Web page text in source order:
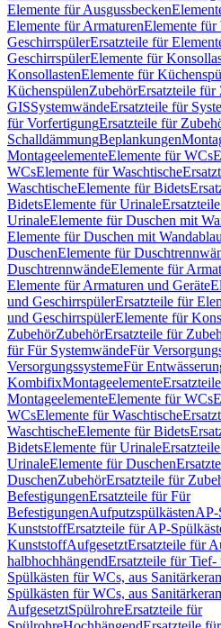
Elemente für Ausgussbecken
Elemente für ArmaturenElemente für
GeschirrspülerErsatzteile für
GeschirrspülerElemente für
KonsollastenElemente für
KüchenspülenZubehörErsatzteile für
GISSystemwändeErsatzteile für
für VorfertigungErsatzteile für
SchalldämmungBeplankungen
MontageelementeElemente für WCs
WCsElemente für Waschtische
WaschtischeElemente für Bidets
BidetsElemente für Urinale
UrinaleElemente für Duschen mit
Elemente für Duschen mit
DuschenElemente für
DuschtrennwändeElemente für
Elemente für Armaturen und Geräte
und GeschirrspülerErsatzteile für
und GeschirrspülerElemente für
ZubehörZubehörErsatzteile für
für Für SystemwändeFür
VersorgungssystemeFür
KombifixMontageelemente
MontageelementeElemente für WCs
WCsElemente für Waschtische
WaschtischeElemente für Bidets
BidetsElemente für Urinale
UrinaleElemente für Duschen
DuschenZubehörErsatzteile für
BefestigungenErsatzteile für Für
BefestigungenAufputzspülkästenAP-
KunststoffErsatzteile für AP-
KunststoffAufgesetztErsatzteile für
halbhochhängendErsatzteile für Tief-
Spülkästen für WCs, aus
Spülkästen für WCs, aus
AufgesetztSpülrohreErsatzteile für